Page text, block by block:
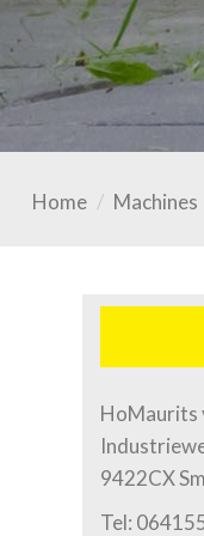
Home Machines
HoMaurits
9422CX
Tel: